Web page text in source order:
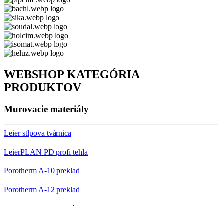
WEBSHOP KATEGÓRIA
PRODUKTOV
Murovacie materiály
Leier stlpova tvárnica
LeierPLAN PD profi tehla
Porotherm A-10 preklad
Porotherm A-12 preklad